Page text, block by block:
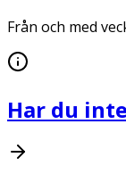
Från och med
Har du